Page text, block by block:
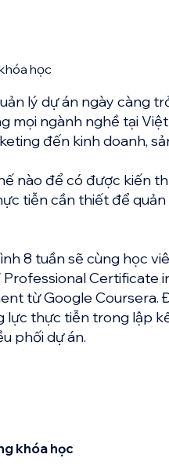
học
lý dự án ngày càng
mọi ngành nghề tại
đến kinh doanh,
nào để có được kiến
tiễn cần thiết để quản
8 tuần sẽ cùng học
Professional Certificate
từ Google Coursera.
lực thực tiễn trong lập
phối dự án.
khóa học